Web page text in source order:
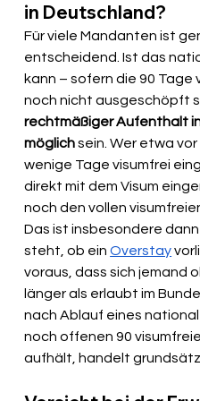
in Deutschland?
Für viele Mandanten ist
entscheidend. Ist das
kann – sofern die 90
noch nicht ausgeschöpft
rechtmäßiger Aufenthalt
möglich sein. Wer etwa
wenige Tage visumfrei
direkt mit dem Visum
noch den vollen
Das ist insbesondere
steht, ob ein Overstay
voraus, dass sich jemand
länger als erlaubt im
nach Ablauf eines
noch offenen 90
aufhält, handelt